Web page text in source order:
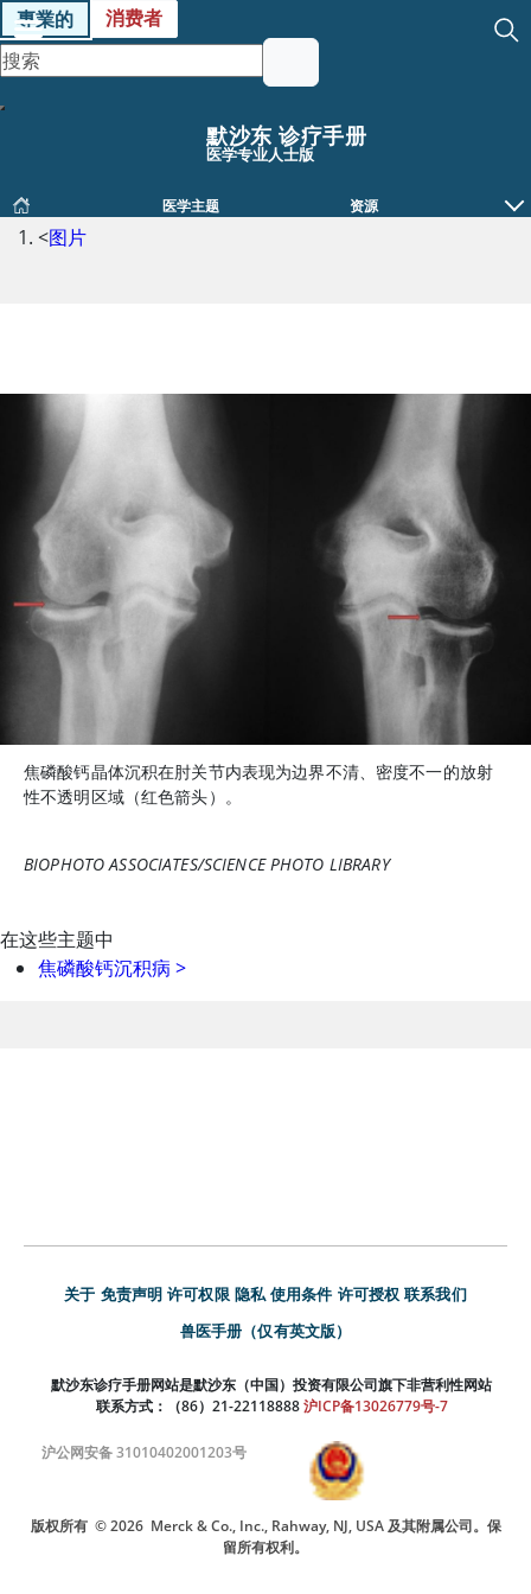
專業的 消费者
默沙东 诊疗手册
医学专业人士版
医学主题 资源
<图片
焦磷酸钙晶体沉积在肘关节内表现为边界不清、密度不一的放射
性不透明区域（红色箭头）。
BIOPHOTO ASSOCIATES/SCIENCE PHOTO LIBRARY
在这些主题中
焦磷酸钙沉积病 >
关于 免责声明 许可权限 隐私 使用条件 许可授权 联系我们
兽医手册（仅有英文版）
默沙东诊疗手册网站是默沙东（中国）投资有限公司旗下非营利性网站
联系方式：（86）21-22118888 沪ICP备13026779号-7
沪公网安备 31010402001203号
版权所有 © 2026 Merck & Co., Inc., Rahway, NJ, USA 及其附属公司。保
留所有权利。